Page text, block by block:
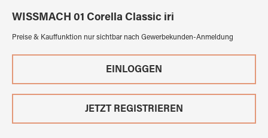
WISSMACH 01 Corella Classic iri
Preise & Kauffunktion nur sichtbar nach Gewerbekunden-Anmeldung
EINLOGGEN
JETZT REGISTRIEREN